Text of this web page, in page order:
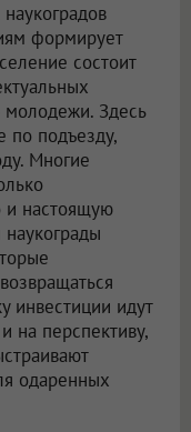
формирует
состоит
молодежи. Здесь
по подъезду,
Многие
и настоящую
инвестиции идут
на перспективу,
одаренных